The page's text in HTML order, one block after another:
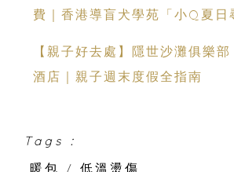
費｜香港導盲犬學苑「小Q夏日
【親子好去處】隱世沙灘俱樂
酒店｜親子週末度假全指南
Tags :
暖包
/ 低溫燙傷